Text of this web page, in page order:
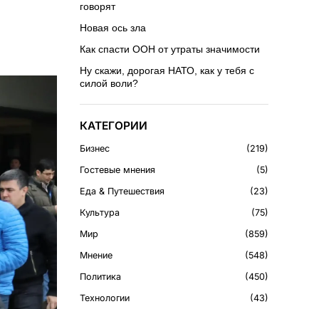
говорят
Новая ось зла
Как спасти ООН от утраты значимости
Ну скажи, дорогая НАТО, как у тебя с
силой воли?
КАТЕГОРИИ
Бизнес
219
Гостевые мнения
5
Еда & Путешествия
23
Культура
75
Мир
859
Мнение
548
Политика
450
Технологии
43